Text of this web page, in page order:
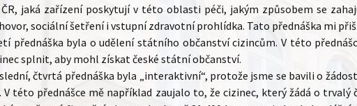
jaká zařízení poskytují v této oblasti péči, jakým způsobem se
sociální šetření i vstupní zdravotní prohlídka. Tato přednáška mi
přednáška byla o udělení státního občanství cizincům. V této
splnit, aby mohl získat české státní občanství.
čtvrtá přednáška byla „interaktivní“, protože jsme se bavili o
V této přednášce mě například zaujalo to, že cizinec, který žádá o